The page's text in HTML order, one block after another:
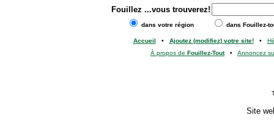
Fouillez ...vous trouverez!
dans votre région dans Fouillez-
Accueil • Ajoutez (modifiez) votre site!•
À propos de Fouillez-Tout• Annoncez
Site